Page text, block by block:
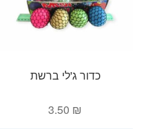
כדור ג'לי ברשת
3.50 ₪